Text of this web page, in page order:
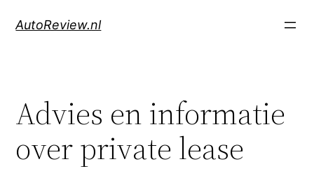
AutoReview.nl
Advies en informatie
over private lease